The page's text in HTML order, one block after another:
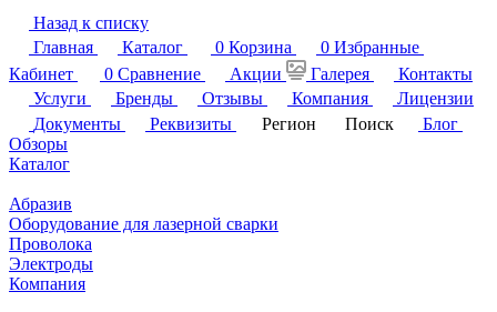
Назад к списку
Главная
Каталог 0 Корзина 0 Избранные
Кабинет
0 Сравнение Акции Галерея
Контакты
Услуги
Бренды Отзывы Компания
Лицензии
Документы
Реквизиты Регион Поиск
Блог
Обзоры
Каталог
Абразив
Оборудование для лазерной сварки
Проволока
Электроды
Компания